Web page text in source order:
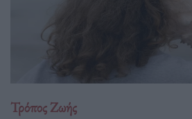
Τρόπος Ζωής